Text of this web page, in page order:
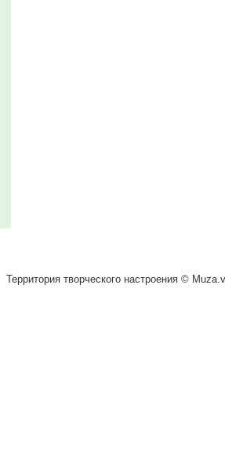
Территория творческого настроения ©